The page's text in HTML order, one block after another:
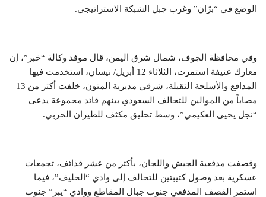
الوضع في “برّان” وغرب جبل الشبكة الاستراتيجي.
وفي محافظة الجوف، شمال شرق اليمن، قال موفد وكالة “خبر”، إن
معارك عنيفة استمرت، الثلاثاء 12 أبريل/ نيسان، استخدمت فيها
المدافع والأسلحة الثقيلة، شرقي مديرية المتون، خلفت أكثر من 13
مصاباً من الموالين للتحالف السعودي بينهم قائد مجموعة يدعى
“نجل يحيى العكيمي”، وسط تحليق مكثف للطيران الحربي.
وقصفت مدفعية الجيش واللجان، بأكثر من عشر قذائف، تجمعات
عسكرية بعد وصول كتيبتين للتحالف إلى وادي “الحليف”، فيما
استمر القصف المدفعي جنوب جبال المقاطع ووادي “يبر” جنوب